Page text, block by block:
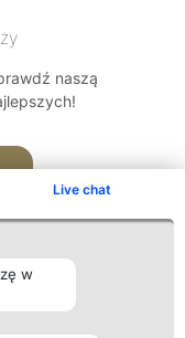
Live chat
w
naszą
Kontakt